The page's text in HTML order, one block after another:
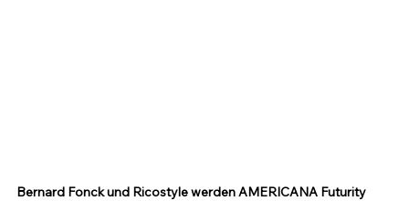
Bernard Fonck und Ricostyle werden AMERICANA Futurity